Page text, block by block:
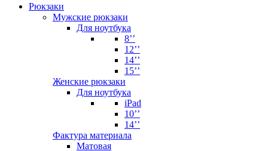
Рюкзаки
Мужские рюкзаки
Для ноутбука
8’’
12’’
14’’
15’’
Женские рюкзаки
Для ноутбука
iPad
10’’
14’’
Фактура материала
Матовая